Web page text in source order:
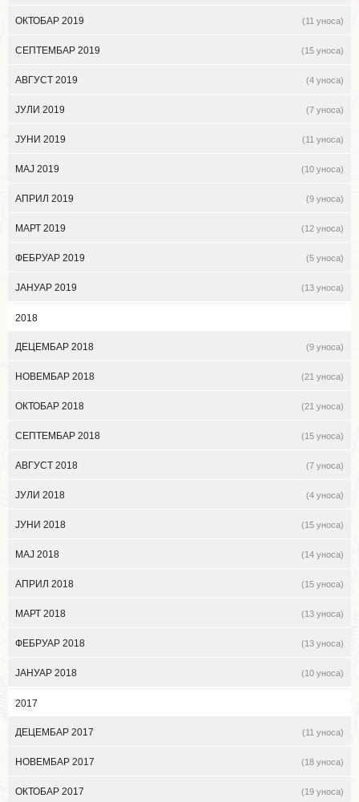
ОКТОБАР 2019 (11 уноса)
СЕПТЕМБАР 2019 (15 уноса)
АВГУСТ 2019 (4 уноса)
ЈУЛИ 2019 (7 уноса)
ЈУНИ 2019 (11 уноса)
МАЈ 2019 (10 уноса)
АПРИЛ 2019 (9 уноса)
МАРТ 2019 (12 уноса)
ФЕБРУАР 2019 (5 уноса)
ЈАНУАР 2019 (13 уноса)
2018
ДЕЦЕМБАР 2018 (9 уноса)
НОВЕМБАР 2018 (21 уноса)
ОКТОБАР 2018 (21 уноса)
СЕПТЕМБАР 2018 (15 уноса)
АВГУСТ 2018 (7 уноса)
ЈУЛИ 2018 (4 уноса)
ЈУНИ 2018 (15 уноса)
МАЈ 2018 (14 уноса)
АПРИЛ 2018 (15 уноса)
МАРТ 2018 (13 уноса)
ФЕБРУАР 2018 (13 уноса)
ЈАНУАР 2018 (10 уноса)
2017
ДЕЦЕМБАР 2017 (11 уноса)
НОВЕМБАР 2017 (18 уноса)
ОКТОБАР 2017 (19 уноса)